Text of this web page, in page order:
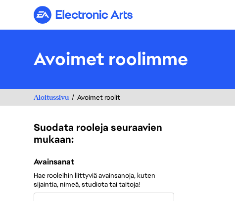
Electronic Arts
Avoimet roolimme
Aloitussivu Avoimet roolit
Suodata rooleja seuraavien
mukaan:
Suodata rooleja seuraavien mukaan:
Avainsanat
Hae rooleihin liittyviä avainsanoja, kuten
sijaintia, nimeä, studiota tai taitoja!